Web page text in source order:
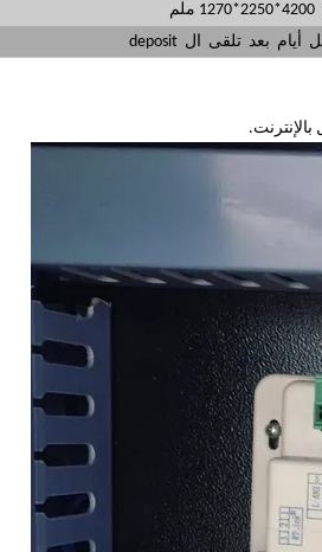
4200*2250*1270 ملم